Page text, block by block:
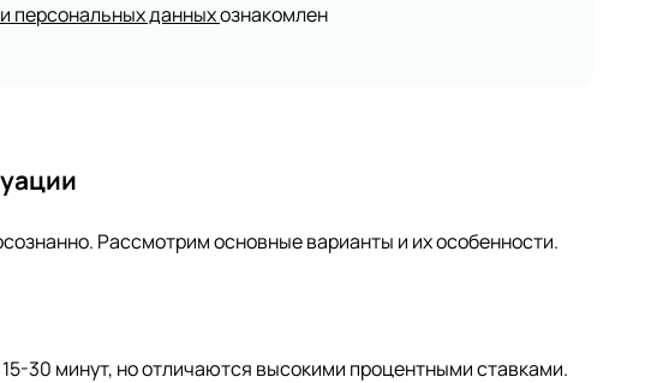
персональных данныхознакомлен
Рассмотрим основные варианты и их особенности.
30 минут, но отличаются высокими процентными ставками.